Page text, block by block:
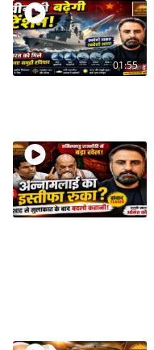
01:55